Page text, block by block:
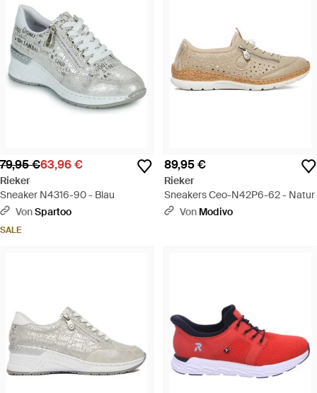
79,95 €63,96 €
Rieker
Sneaker N4316-90 - Blau
VonSpartoo
SALE
89,95 €
Rieker
Sneakers Ceo-N42P6-62 - Natur
Von Modivo